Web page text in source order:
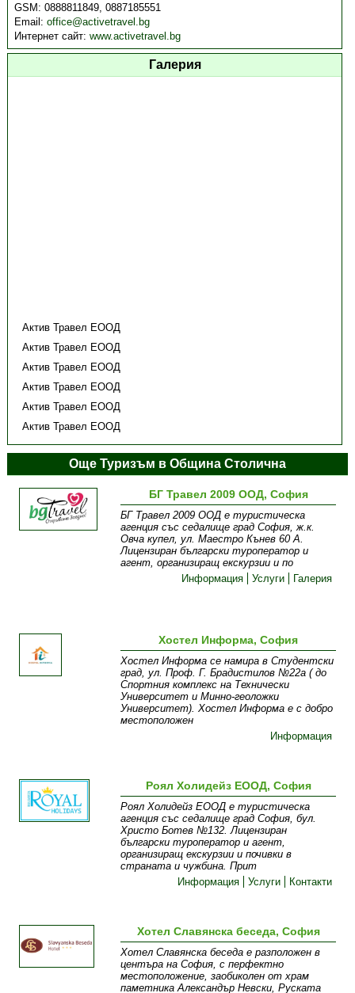
GSM:0888811849, 0887185551
Email:office@activetravel.bg
Интернет сайт:www.activetravel.bg
Галерия
Актив Травел ЕООД
Актив Травел ЕООД
Актив Травел ЕООД
Актив Травел ЕООД
Актив Травел ЕООД
Актив Травел ЕООД
Още Туризъм в Община Столична
БГ Травел 2009 ООД, София
БГ Травел 2009 ООД е туристическа
агенция със седалище град София, ж.к.
Овча купел, ул. Маестро Кънев 60 А.
Лицензиран български туроператор и
агент, организиращ екскурзии и по
Информация
Услуги Галерия
Хостел Информа, София
Хостел Информа се намира в Студентски
град, ул. Проф. Г. Брадистилов №22а ( до
Спортния комплекс на Технически
Университет и Минно-геоложки
Университет). Хостел Информа е с добро
местоположен
Информация
Роял Холидейз ЕООД, София
Роял Холидейз ЕООД е туристическа
агенция със седалище град София, бул.
Христо Ботев №132. Лицензиран
български туроператор и агент,
организиращ екскурзии и почивки в
страната и чужбина. Прит
Информация
Услуги Контакти
Хотел Славянска беседа, София
Хотел Славянска беседа е разположен в
центъра на София, с перфектно
местоположение, заобиколен от храм
паметника Александър Невски, Руската